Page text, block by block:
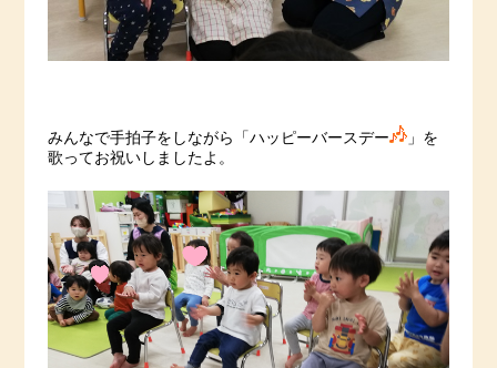
みんなで手拍子をしながら「ハッピーバースデー
」を
歌ってお祝いしましたよ。